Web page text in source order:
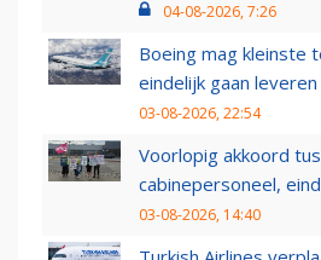
04-08-2026, 7:26
Boeing mag kleinste
eindelijk gaan leveren
03-08-2026, 22:54
Voorlopig akkoord
cabinepersoneel,
03-08-2026, 14:40